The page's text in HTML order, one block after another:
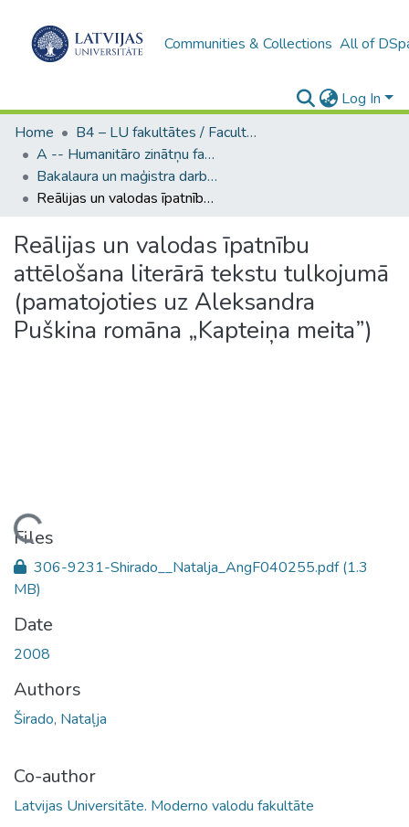
Communities & Collections All of
Log In
Home
B4 – LU fakultātes / Faculties of the UL
A -- Humanitāro zinātņu fakultāte / Faculty of Humanities
Bakalaura un maģistra darbi (HZF) / Bachelor's and Master's theses
Reālijas un valodas īpatnību attēlošana literārā tekstu tulkojumā (pamatojoties uz Aleksandra Puškina romāna „Kapteiņa meita”)
Reālijas un valodas īpatnību
attēlošana literārā tekstu tulkojumā
(pamatojoties uz Aleksandra
Puškina romāna „Kapteiņa meita”)
Loading...
Files
306-9231-Shirado__Natalja_AngF040255.pdf(1.3
MB)
Date
2008
Authors
Širado, Nataļja
Co-author
Latvijas Universitāte. Moderno valodu fakultāte